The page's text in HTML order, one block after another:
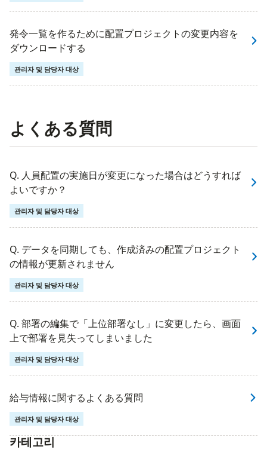
発令一覧を作るために配置プロジェクトの変更内容を
ダウンロードする
관리자 및 담당자 대상
よくある質問
Q. 人員配置の実施日が変更になった場合はどうすれば
よいですか？
관리자 및 담당자 대상
Q. データを同期しても、作成済みの配置プロジェクト
の情報が更新されません
관리자 및 담당자 대상
Q. 部署の編集で「上位部署なし」に変更したら、画面
上で部署を見失ってしまいました
관리자 및 담당자 대상
給与情報に関するよくある質問
관리자 및 담당자 대상
ナビゲーションメニュー
카테고리